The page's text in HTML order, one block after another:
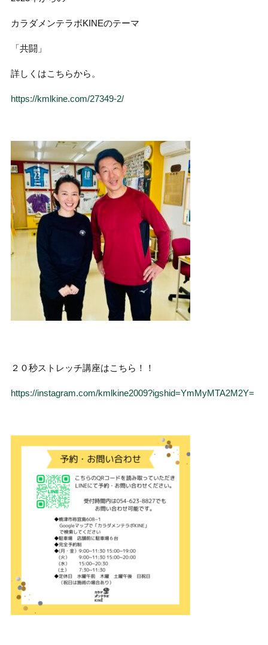
カラダメンテラボKINEのテーマ
「共闘」
詳しくはこちらから。
https://kmlkine.com/27349-2/
２０秒ストレッチ講座はこちら！！
https://instagram.com/kmlkine2009?igshid=YmMyMTA2M2Y=